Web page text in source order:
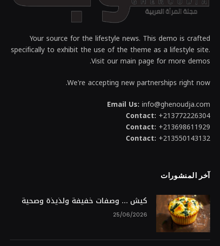
Your source for the lifestyle news. This demo is crafted
specifically to exhibit the use of the theme as a lifestyle site.
Visit our main page for more demos.
We're accepting new partnerships right now.
Email Us: info@ghenoudja.com
Contact: +213772226304
Contact: +213698611929
Contact: +213550143132
آخر المنشورات
كيش … وصفات خفيفة ولذيذة وصحية
25/06/2026